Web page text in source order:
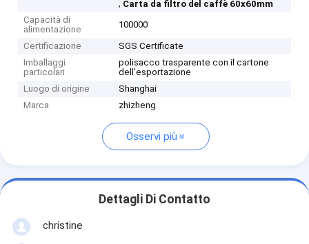
, Carta da filtro del caffè 60x60mm
Capacità di
alimentazione
100000
Certificazione
SGS Certificate
Imballaggi
particolari
polisacco trasparente con il cartone
dell'esportazione
Luogo di origine
Shanghai
Marca
zhizheng
Osservi più
Dettagli Di Contatto
christine